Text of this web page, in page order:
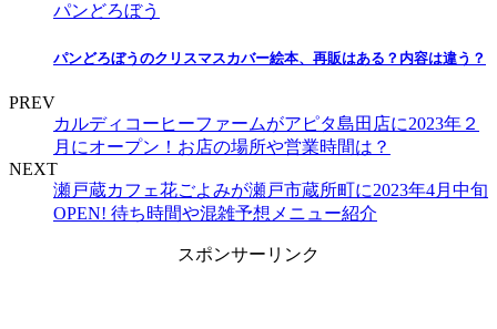
パンどろぼう
パンどろぼうのクリスマスカバー絵本、再販はある？内容は違う？
PREV
カルディコーヒーファームがアピタ島田店に2023年２
月にオープン！お店の場所や営業時間は？
NEXT
瀬戸蔵カフェ花ごよみが瀬戸市蔵所町に2023年4月中旬
OPEN! 待ち時間や混雑予想メニュー紹介
スポンサーリンク